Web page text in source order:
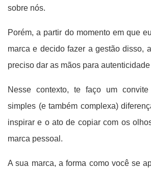
sobre nós.
Porém, a partir do momento em que
marca e decido fazer a gestão disso,
preciso dar as mãos para
Nesse contexto, te faço um
simples (e também complexa)
inspirar e o ato de copiar com os
marca pessoal.
A sua marca, a forma como você se